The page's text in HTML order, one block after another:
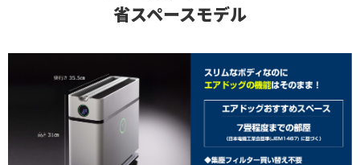
省スペースモデル